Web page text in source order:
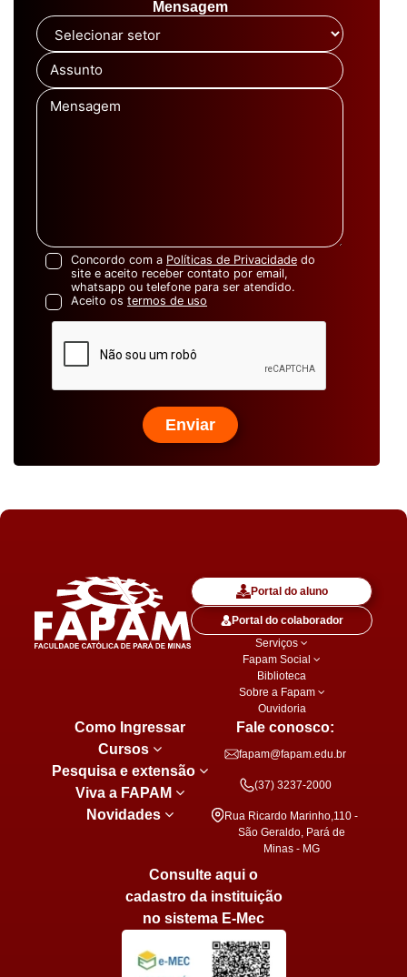
Mensagem
Assunto
Mensagem
Concordo com a Políticas de Privacidade do
site e aceito receber contato por email,
whatsapp ou telefone para ser atendido.
Aceito os termos de uso
Enviar
Portal do aluno
Portal do colaborador
Serviços
Fapam Social
Biblioteca
Sobre a Fapam
Ouvidoria
Como Ingressar
Cursos
Pesquisa e extensão
Viva a FAPAM
Novidades
Fale conosco:
fapam@fapam.edu.br
(37) 3237-2000
Rua Ricardo Marinho,110 -
São Geraldo, Pará de
Minas - MG
Consulte aqui o
cadastro da instituição
no sistema E-Mec